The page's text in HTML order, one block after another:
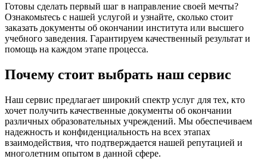
Готовы сделать первый шаг в направление своей мечты?
Ознакомьтесь с нашей услугой и узнайте, сколько стоит
заказать документы об окончании института или высшего
учебного заведения. Гарантируем качественный результат и
помощь на каждом этапе процесса.
Почему стоит выбрать наш сервис
Наш сервис предлагает широкий спектр услуг для тех, кто
хочет получить качественные документы об окончании
различных образовательных учреждений. Мы обеспечиваем
надежность и конфиденциальность на всех этапах
взаимодействия, что подтверждается нашей репутацией и
многолетним опытом в данной сфере.